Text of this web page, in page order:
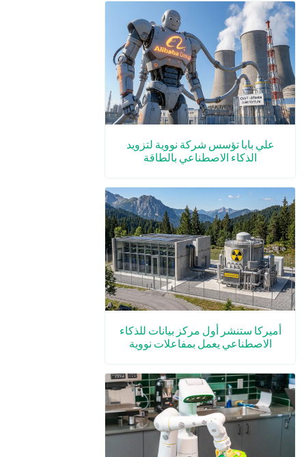
علي بابا تؤسس شركة نووية لتزويد
الذكاء الاصطناعي بالطاقة
أميركا ستنشر أول مركز بيانات للذكاء
الاصطناعي يعمل بمفاعلات نووية